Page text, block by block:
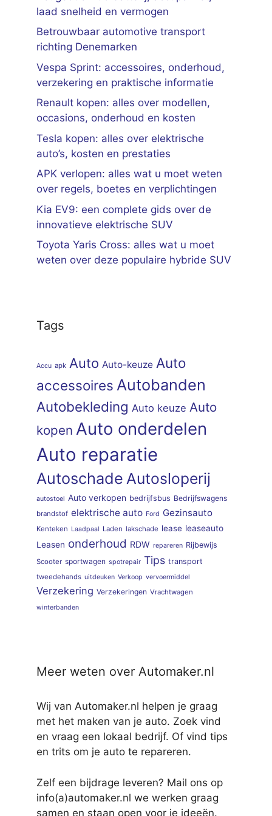
laad snelheid en vermogen
Betrouwbaar automotive transport
richting Denemarken
Vespa Sprint: accessoires, onderhoud,
verzekering en praktische informatie
Renault kopen: alles over modellen,
occasions, onderhoud en kosten
Tesla kopen: alles over elektrische
auto’s, kosten en prestaties
APK verlopen: alles wat u moet weten
over regels, boetes en verplichtingen
Kia EV9: een complete gids over de
innovatieve elektrische SUV
Toyota Yaris Cross: alles wat u moet
weten over deze populaire hybride SUV
Tags
Accu apk Auto Auto-keuze Auto
accessoires Autobanden
Autobekleding Auto keuze Auto
kopen Auto onderdelen
Auto reparatie
Autoschade Autosloperij
autostoel Auto verkopen bedrijfsbus Bedrijfswagens
brandstof elektrische auto Ford Gezinsauto
Kenteken Laadpaal Laden lakschade lease leaseauto
Leasen onderhoud RDW repareren Rijbewijs
Scooter sportwagen spotrepair Tips transport
tweedehands uitdeuken Verkoop vervoermiddel
Verzekering Verzekeringen Vrachtwagen
winterbanden
Meer weten over Automaker.nl
Wij van Automaker.nl helpen je graag
met het maken van je auto. Zoek vind
en vraag een lokaal bedrijf. Of vind tips
en trits om je auto te repareren.
Zelf een bijdrage leveren? Mail ons op
info(a)automaker.nl we werken graag
samen en staan open voor je ideeën.